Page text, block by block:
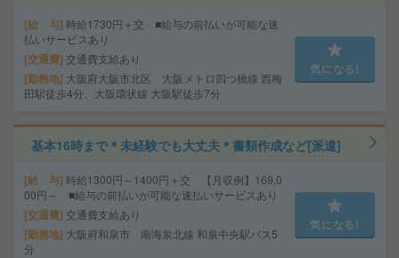
給 与 時給1730円＋交 ■給与の前払いが可能な速
払いサービスあり
交通費 交通費支給あり
勤務地 大阪府大阪市北区 大阪メトロ四つ橋線 西梅
田駅徒歩4分、大阪環状線 大阪駅徒歩7分
気になる!
基本16時まで＊未経験でも大丈夫＊書類作成など[派遣]
給 与 時給1300円～1400円＋交 【月収例】169,0
00円～ ■給与の前払いが可能な速払いサービスあり
交通費 交通費支給あり
勤務地 大阪府和泉市 南海泉北線 和泉中央駅バス5
分
気になる!